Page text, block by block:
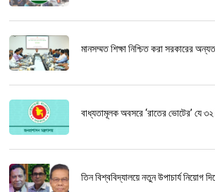
মানসম্মত শিক্ষা নিশ্চিত করা সরকারের
বাধ্যতামূলক অবসরে ‘রাতের ভোটের’ যে ৩২
তিন বিশ্ববিদ্যালয়ে নতুন উপাচার্য নিয়োগ